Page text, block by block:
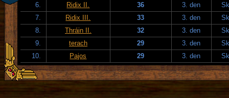
6.
Ridix II. 36 3. den
7.
Ridix III. 33 3. den
8.
Thráin II. 32 3. den
9.
terach 29 3. den
10.
Pajos 29 3. den